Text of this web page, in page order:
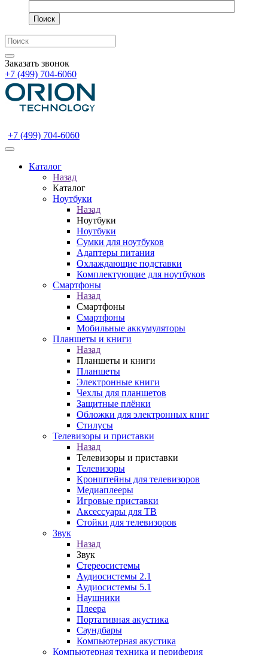
Поиск
Заказать звонок
+7 (499) 704-6060
+7 (499) 704-6060
Каталог
Назад
Каталог
Ноутбуки
Назад
Ноутбуки
Ноутбуки
Сумки для ноутбуков
Адаптеры питания
Охлаждающие подставки
Комплектующие для ноутбуков
Смартфоны
Назад
Смартфоны
Смартфоны
Мобильные аккумуляторы
Планшеты и книги
Назад
Планшеты и книги
Планшеты
Электронные книги
Чехлы для планшетов
Защитные плёнки
Обложки для электронных книг
Стилусы
Телевизоры и приставки
Назад
Телевизоры и приставки
Телевизоры
Кронштейны для телевизоров
Медиаплееры
Игровые приставки
Аксессуары для ТВ
Стойки для телевизоров
Звук
Назад
Звук
Стереосистемы
Аудиосистемы 2.1
Аудиосистемы 5.1
Наушники
Плеера
Портативная акустика
Саундбары
Компьютерная акустика
Компьютерная техника и периферия